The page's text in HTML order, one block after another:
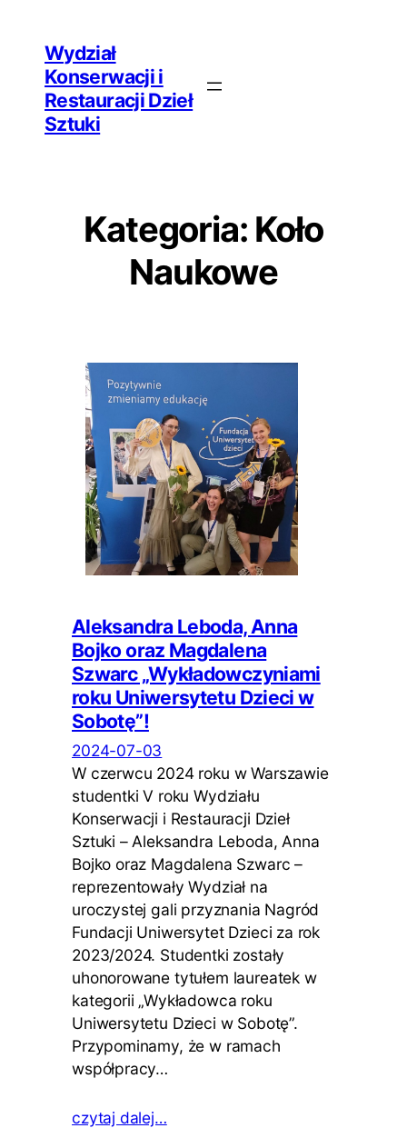
Wydział
Konserwacji i
Restauracji Dzieł
Sztuki
Kategoria: Koło
Naukowe
Aleksandra Leboda, Anna
Bojko oraz Magdalena
Szwarc „Wykładowczyniami
roku Uniwersytetu Dzieci w
Sobotę”!
2024-07-03
W czerwcu 2024 roku w Warszawie
studentki V roku Wydziału
Konserwacji i Restauracji Dzieł
Sztuki – Aleksandra Leboda, Anna
Bojko oraz Magdalena Szwarc –
reprezentowały Wydział na
uroczystej gali przyznania Nagród
Fundacji Uniwersytet Dzieci za rok
2023/2024. Studentki zostały
uhonorowane tytułem laureatek w
kategorii „Wykładowca roku
Uniwersytetu Dzieci w Sobotę”.
Przypominamy, że w ramach
współpracy…
czytaj dalej…